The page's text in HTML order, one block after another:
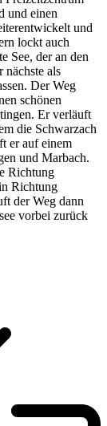
und einen
und
lockt auch
See, der an den
nächste als
Der Weg
schönen
Er verläuft
die Schwarzach
er auf einem
und Marbach.
Richtung
Richtung
der Weg dann
vorbei zurück